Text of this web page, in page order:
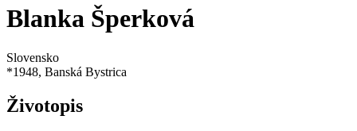
Blanka Šperková
Slovensko
*1948, Banská Bystrica
Životopis